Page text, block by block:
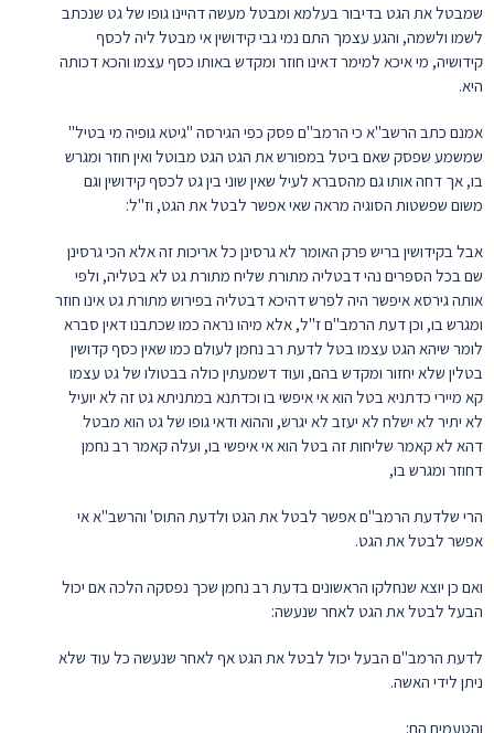
שמבטל את הגט בדיבור בעלמא ומבטל מעשה דהיינו גופו של גט שנכתב
לשמו ולשמה, והגע עצמך התם נמי גבי קידושין אי מבטל ליה לכסף
קידושיה, מי איכא למימר דאינו חוזר ומקדש באותו כסף עצמו והכא דכותה
היא.
אמנם כתב הרשב"א כי הרמב"ם פסק כפי הגירסה "גיטא גופיה מי בטיל"
שמשמע שפסק שאם ביטל במפורש את הגט הגט מבוטל ואין חוזר ומגרש
בו, אך דחה אותו גם מהסברא לעיל שאין שוני בין גט לכסף קידושין וגם
משום שפשטות הסוגיה מראה שאי אפשר לבטל את הגט, וז"ל:
אבל בקידושין בריש פרק האומר לא גרסינן כל אריכות זה אלא הכי גרסינן
שם בכל הספרים נהי דבטליה מתורת שליח מתורת גט לא בטליה, ולפי
אותה גירסא איפשר היה לפרש דהיכא דבטליה בפירוש מתורת גט אינו חוזר
ומגרש בו, וכן דעת הרמב"ם ז"ל, אלא מיהו נראה כמו שכתבנו דאין סברא
לומר שיהא הגט עצמו בטל לדעת רב נחמן לעולם כמו שאין כסף קדושין
בטלין שלא יחזור ומקדש בהם, ועוד דשמעתין כולה בבטולו של גט עצמו
קא מיירי כדתניא בטל הוא אי איפשי בו וכדתנא במתניתא גט זה לא יועיל
לא יתיר לא ישלח לא יעזב לא יגרש, וההוא ודאי גופו של גט הוא מבטל
דהא לא קאמר שליחות זה בטל הוא אי איפשי בו, ועלה קאמר רב נחמן
דחוזר ומגרש בו,
הרי שלדעת הרמב"ם אפשר לבטל את הגט ולדעת התוס' והרשב"א אי
אפשר לבטל את הגט.
ואם כן יוצא שנחלקו הראשונים בדעת רב נחמן שכך נפסקה הלכה אם יכול
הבעל לבטל את הגט לאחר שנעשה:
לדעת הרמב"ם הבעל יכול לבטל את הגט אף לאחר שנעשה כל עוד שלא
ניתן לידי האשה.
והטעמים הם: